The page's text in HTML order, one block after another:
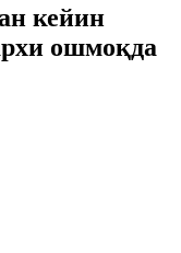
кейин
ошмоқда